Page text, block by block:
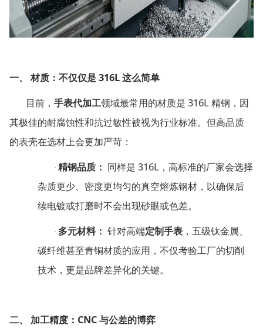
一、 材质：不仅仅是 316L这么简单
目前，手表代加工领域最常用的材质是 316L精钢，因
其极佳的耐腐蚀性和抗过敏性被视为行业标准。但高品质
的表壳在选材上会更加严苛：
·精钢品质： 同样是 316L ，高标准的厂家会选择
杂质更少、密度更均匀的真空熔炼钢材，以确保后
续电镀或打磨时不会出现砂眼或色差。
· 多元材料： 针对高端定制手表 ，五级钛金属、
碳纤维甚至青铜材质的应用，不仅考验工厂的切削
技术，更是品牌差异化的关键。
二、 加工精度： CNC与公差的博弈